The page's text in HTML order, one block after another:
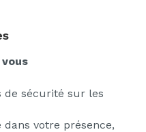
de sécurité sur les
votre présence,